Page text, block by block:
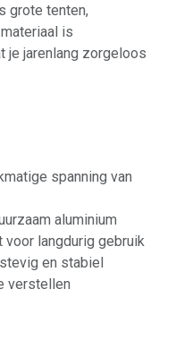
grote tenten,
is
je jarenlang zorgeloos
spanning van
aluminium
langdurig gebruik
en stabiel
verstellen